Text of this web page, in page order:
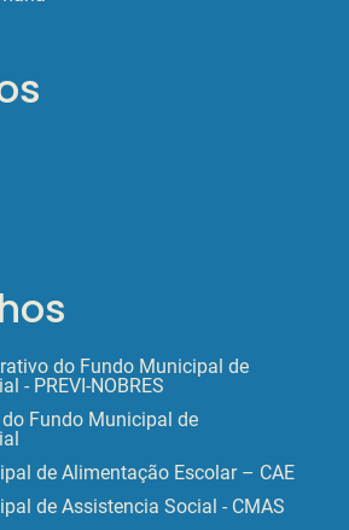
do Fundo Municipal de
- PREVI-NOBRES
Fundo Municipal de
de Alimentação Escolar – CAE
de Assistencia Social - CMAS